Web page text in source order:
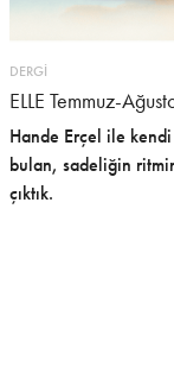
DERGİ
ELLE Temmuz-
Hande Erçel ile kendi
bulan, sadeliğin
çıktık.